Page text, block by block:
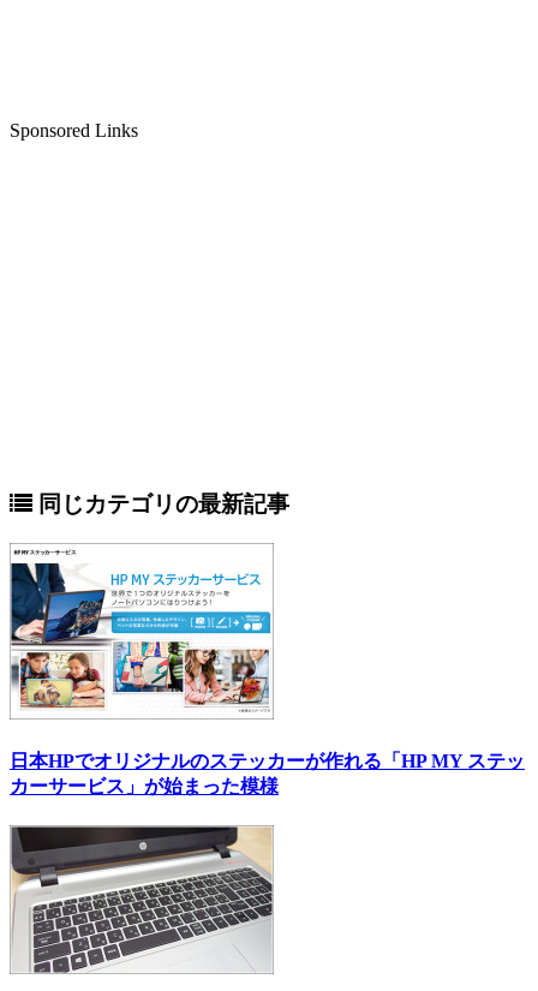
Sponsored Links
同じカテゴリの最新記事
日本HPでオリジナルのステッカーが作れる「HP MY ステッ
カーサービス」が始まった模様